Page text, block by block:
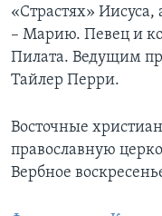
«Страстях»
– Марию. Певец и
Пилата. Ведущим
Тайлер Перри.
Восточные
православную
Вербное